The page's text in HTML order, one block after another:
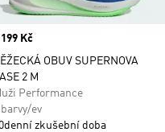
Kč
OBUV SUPERNOVA
2 M
Performance
ev
zkušební doba